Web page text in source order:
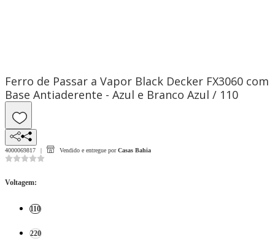
Ferro de Passar a Vapor Black Decker FX3060 com
Base Antiaderente - Azul e Branco Azul / 110
4000069817 Vendido e entregue por Casas Bahia
Voltagem:
110
220